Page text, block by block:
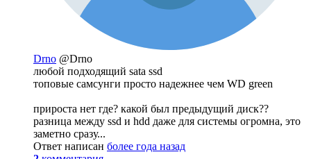
Drno @Drno
любой подходящий sata ssd
топовые самсунги просто надежнее чем WD green
прироста нет где? какой был предыдущий диск??
разница между ssd и hdd даже для системы огромна, это
заметно сразу...
Ответ написан более года назад